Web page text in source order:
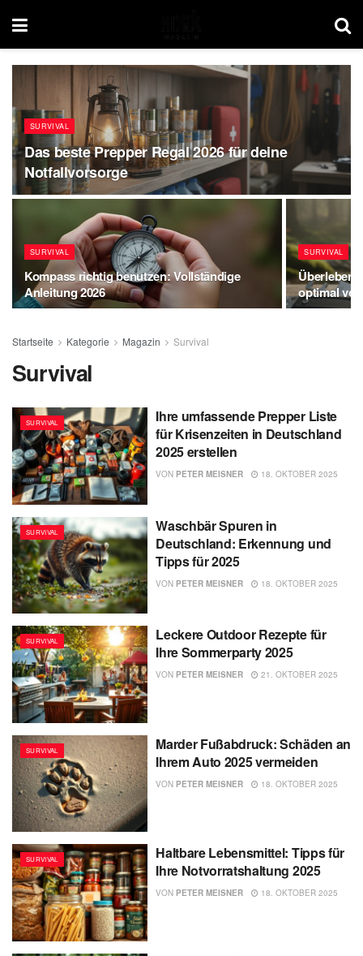
SURVIVAL
Das beste Prepper Regal 2026 für deine
Notfallvorsorge
SURVIVAL
Kompass richtig benutzen: Vollständige
Anleitung 2026
SURVIVAL
optimal
Startseite Kategorie Magazin Survival
Survival
SURVIVAL
Ihre umfassende Prepper Liste
für Krisenzeiten in Deutschland
2025 erstellen
VON PETER MEISNER 18. OKTOBER 2025
SURVIVAL
Waschbär Spuren in
Deutschland: Erkennung und
Tipps für 2025
VON PETER MEISNER 18. OKTOBER 2025
SURVIVAL
Leckere Outdoor Rezepte für
Ihre Sommerparty 2025
VON PETER MEISNER 21. OKTOBER 2025
SURVIVAL
Marder Fußabdruck: Schäden an
Ihrem Auto 2025 vermeiden
VON PETER MEISNER 18. OKTOBER 2025
SURVIVAL
Haltbare Lebensmittel: Tipps für
Ihre Notvorratshaltung 2025
VON PETER MEISNER 18. OKTOBER 2025